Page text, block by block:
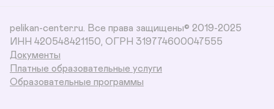
pelikan-center.ru. Все права защищены© 2019-2025
ИНН 420548421150, ОГРН 319774600047555
Документы
Платные образовательные услуги
Образовательные программы